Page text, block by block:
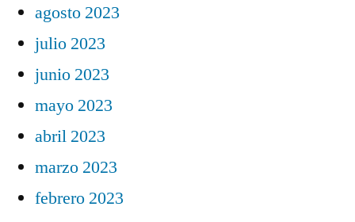
agosto 2023
julio 2023
junio 2023
mayo 2023
abril 2023
marzo 2023
febrero 2023